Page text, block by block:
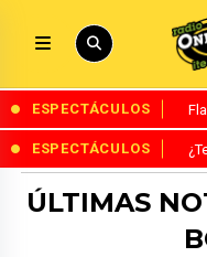
ESPECTÁCULOS
ESPECTÁCULOS
ÚLTIMAS